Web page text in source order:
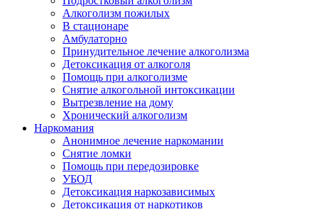
Алкоголизм пожилых
В стационаре
Амбулаторно
Принудительное лечение алкоголизма
Детоксикация от алкоголя
Помощь при алкоголизме
Снятие алкогольной интоксикации
Вытрезвление на дому
Хронический алкоголизм
Наркомания
Анонимное лечение наркомании
Снятие ломки
Помощь при передозировке
УБОД
Детоксикация наркозависимых
Детоксикация от наркотиков